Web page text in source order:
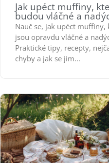
Jak upéct muffiny,
budou vláčné a
Nauč se, jak upéct muffiny,
jsou opravdu vláčné a
Praktické tipy, recepty,
chyby a jak se jim...